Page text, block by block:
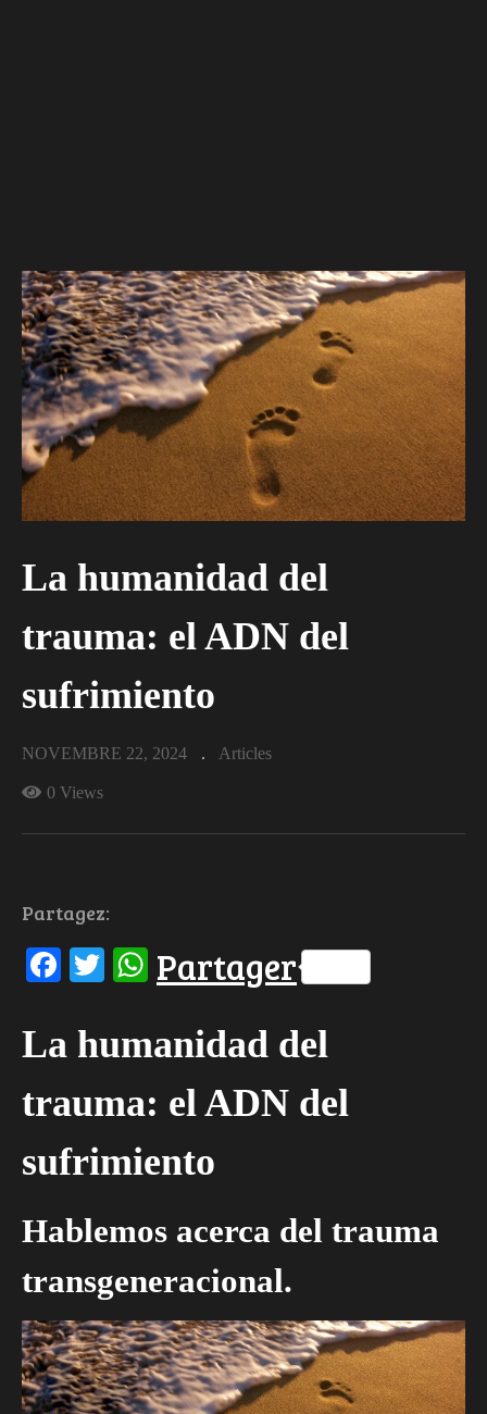
La humanidad del
trauma: el ADN del
sufrimiento
NOVEMBRE 22, 2024 Articles
0 Views
Partagez:
Facebook
Twitter
WhatsApp
Partager
La humanidad del
trauma: el ADN del
sufrimiento
Hablemos acerca del trauma
transgeneracional.